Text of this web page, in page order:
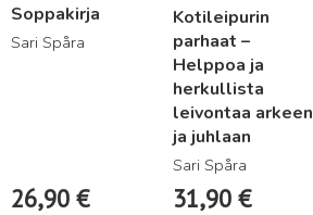
Soppakirja
Sari Spåra
26,90 €
Kotileipurin
parhaat –
Helppoa ja
herkullista
leivontaa arkeen
ja juhlaan
Sari Spåra
31,90€